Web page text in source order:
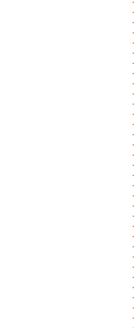
•
•
•
•
•
•
•
•
•
•
•
•
•
•
•
•
•
•
•
•
•
•
•
•
•
•
•
•
•
•
•
•